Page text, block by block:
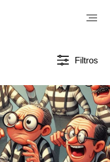
Filtros